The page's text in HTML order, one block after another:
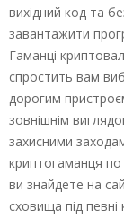
вихідний код та
завантажити
Гаманці
спростить вам
дорогим
зовнішнім
захисними
криптогаманця
ви знайдете на
сховища під